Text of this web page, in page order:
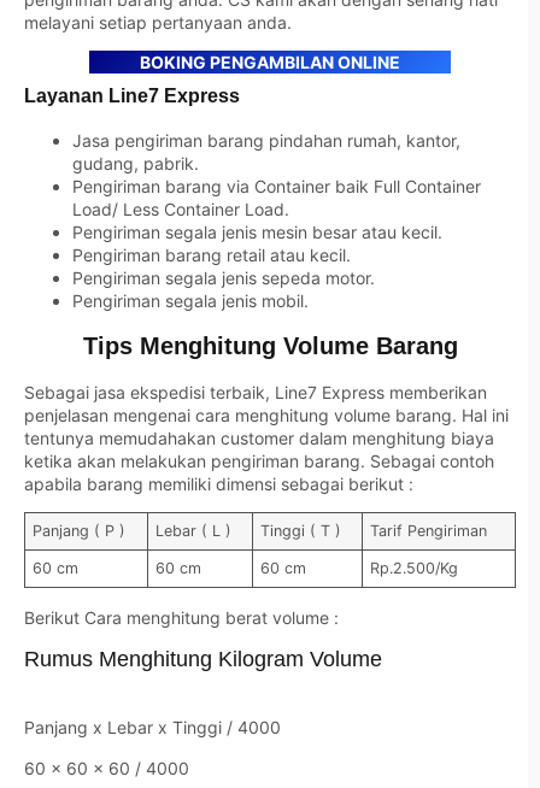
melayani setiap pertanyaan anda.
BOKING PENGAMBILAN ONLINE
Layanan Line7 Express
Jasa pengiriman barang pindahan rumah, kantor,
gudang, pabrik.
Pengiriman barang via Container baik Full Container
Load/ Less Container Load.
Pengiriman segala jenis mesin besar atau kecil.
Pengiriman barang retail atau kecil.
Pengiriman segala jenis sepeda motor.
Pengiriman segala jenis mobil.
Tips Menghitung Volume Barang
Sebagai jasa ekspedisi terbaik, Line7 Express memberikan
penjelasan mengenai cara menghitung volume barang. Hal ini
tentunya memudahakan customer dalam menghitung biaya
ketika akan melakukan pengiriman barang. Sebagai contoh
apabila barang memiliki dimensi sebagai berikut :
Panjang ( P ) Lebar ( L ) Tinggi ( T ) Tarif Pengiriman
60 cm 60 cm 60 cm Rp.2.500/Kg
Berikut Cara menghitung berat volume :
Rumus Menghitung Kilogram Volume
Panjang x Lebar x Tinggi / 4000
60 x 60 x 60 / 4000